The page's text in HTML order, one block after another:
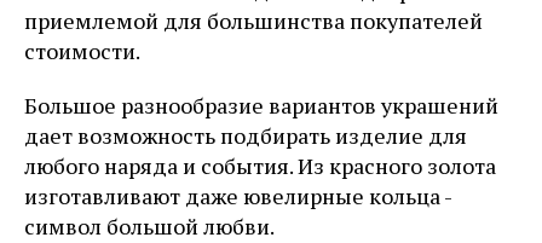
приемлемой для большинства покупателей
стоимости.
Большое разнообразие вариантов украшений
дает возможность подбирать изделие для
любого наряда и события. Из красного золота
изготавливают даже ювелирные кольца -
символ большой любви.